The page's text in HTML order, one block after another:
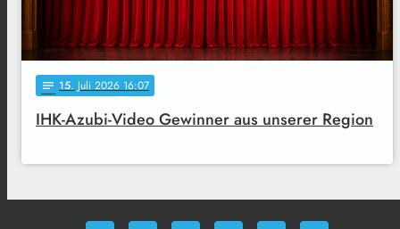
notes 15. Juli 2026 16:07
IHK-Azubi-Video Gewinner aus unserer Region